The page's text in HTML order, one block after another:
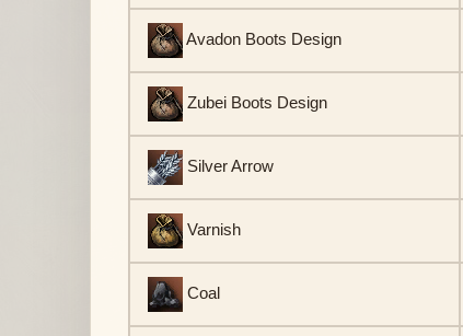
Avadon Boots Design
Zubei Boots Design
Silver Arrow
Varnish
Coal